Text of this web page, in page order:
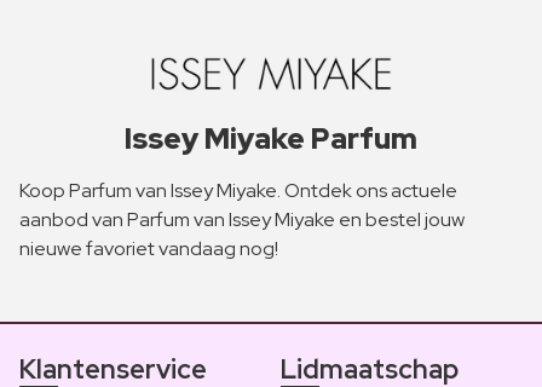
Issey Miyake Parfum
Koop Parfum van Issey Miyake. Ontdek ons actuele
aanbod van Parfum van Issey Miyake en bestel jouw
nieuwe favoriet vandaag nog!
Klantenservice Lidmaatschap